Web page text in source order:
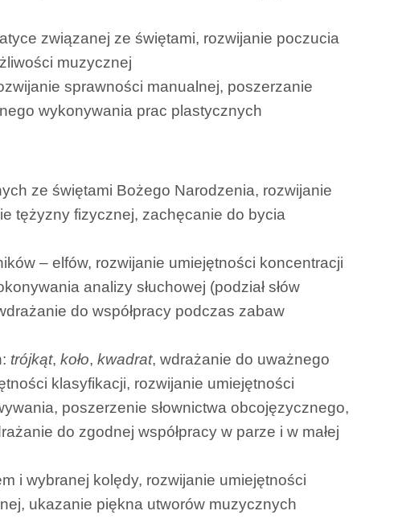
związanej ze świętami, rozwijanie poczucia
muzycznej
sprawności manualnej, poszerzanie
wykonywania prac plastycznych
ze świętami Bożego Narodzenia, rozwijanie
tężyzny fizycznej, zachęcanie do bycia
– elfów, rozwijanie umiejętności koncentracji
analizy słuchowej (podział słów
do współpracy podczas zabaw
trójkąt, koło, kwadrat, wdrażanie do uważnego
klasyfikacji, rozwijanie umiejętności
poszerzenie słownictwa obcojęzycznego,
do zgodnej współpracy w parze i w małej
i wybranej kolędy, rozwijanie umiejętności
ukazanie piękna utworów muzycznych